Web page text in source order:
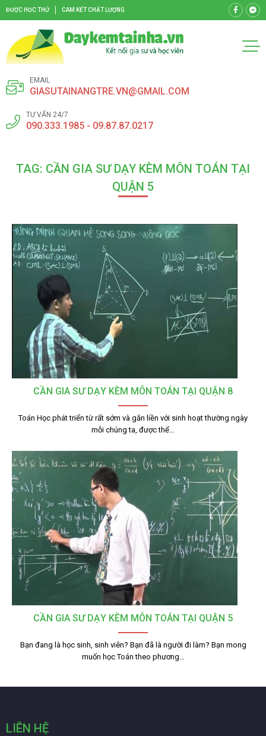
ĐƯỢC HỌC THỬ CAM KẾT CHẤT LƯỢNG
EMAIL
GIASUTAINANGTRE.VN@GMAIL.COM
TƯ VẤN 24/7
090.333.1985 - 09.87.87.0217
TAG: CẦN GIA SƯ DẠY KÈM MÔN TOÁN TẠI
QUẬN 5
CẦN GIA SƯ DẠY KÈM MÔN TOÁN TẠI QUẬN 8
Toán Học phát triển từ rất sớm và gắn liền với sinh hoạt thường ngày
mỗi chúng ta, được thể…
CẦN GIA SƯ DẠY KÈM MÔN TOÁN TẠI QUẬN 5
Bạn đang là học sinh, sinh viên? Bạn đã là người đi làm? Bạn mong
muốn học Toán theo phương…
LIÊN HỆ